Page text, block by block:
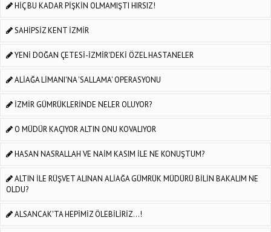
HİÇ BU KADAR PİŞKİN OLMAMIŞTI HIRSIZ!
SAHİPSİZ KENT İZMİR
YENİ DOĞAN ÇETESİ-İZMİR'DEKİ ÖZEL HASTANELER
ALİAĞA LİMANI'NA 'SALLAMA' OPERASYONU
İZMİR GÜMRÜKLERİNDE NELER OLUYOR?
O MÜDÜR KAÇIYOR ALTIN ONU KOVALIYOR
HASAN NASRALLAH VE NAİM KASIM İLE NE KONUŞTUM?
ALTIN İLE RÜŞVET ALINAN ALİAĞA GÜMRÜK MÜDÜRÜ BİLİN BAKALIM NE
OLDU?
ALSANCAK'TA HEPİMİZ ÖLEBİLİRİZ...!